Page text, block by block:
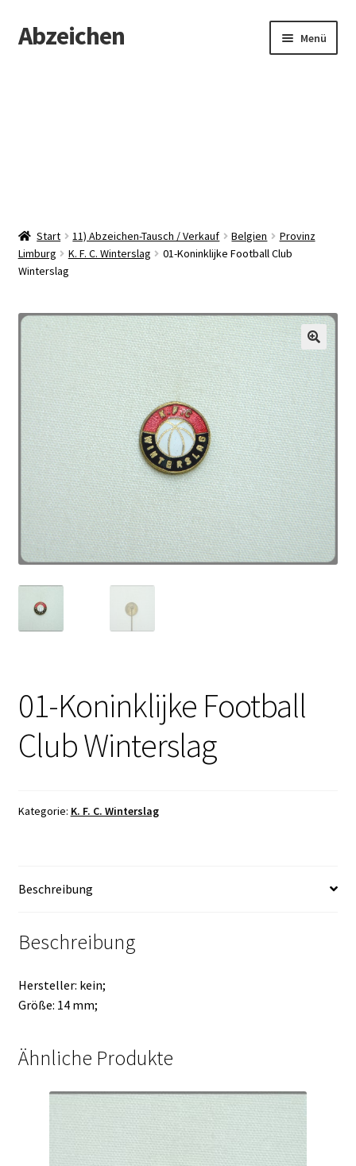
Zur
Navigation
Zum
Inhalt
Abzeichen Menü
Start 11) Abzeichen-Tausch / Verkauf Belgien
Provinz
Limburg
K. F. C. Winterslag
01-Koninklijke Football Club
Winterslag
01-Koninklijke Football
Club Winterslag
Kategorie: K. F. C. Winterslag
Beschreibung
Beschreibung
Hersteller: kein;
Größe: 14 mm;
Ähnliche Produkte